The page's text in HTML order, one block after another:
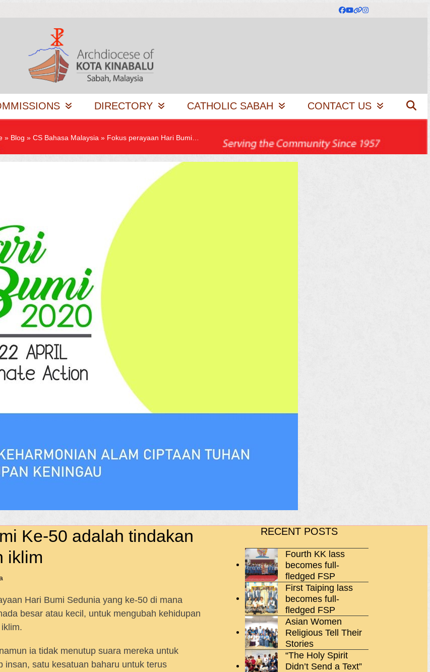
Facebook
YouTube
Website
Instagram
DIRECTORY CATHOLIC SABAH CONTACT US
» Blog » CS Bahasa Malaysia » Fokus perayaan Hari Bumi…
Ke-50 adalah tindakan
iklim
Hari Bumi Sedunia yang ke-50 di mana
besar atau kecil, untuk mengubah kehidupan
ia tidak menutup suara mereka untuk
insan, satu kesatuan baharu untuk terus
RECENT POSTS
Fourth KK lass
becomes full-
fledged FSP
First Taiping lass
becomes full-
fledged FSP
Asian Women
Religious Tell Their
Stories
“The Holy Spirit
Didn’t Send a Text”